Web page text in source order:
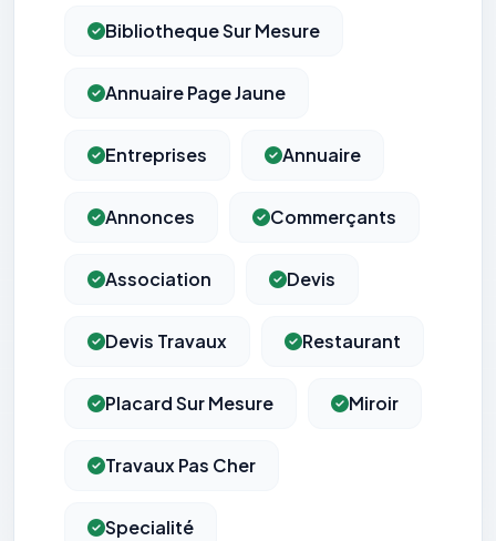
Bibliotheque Sur Mesure
Annuaire Page Jaune
Entreprises Annuaire
Annonces Commerçants
Association Devis
Devis Travaux Restaurant
Placard Sur Mesure Miroir
Travaux Pas Cher
Specialité